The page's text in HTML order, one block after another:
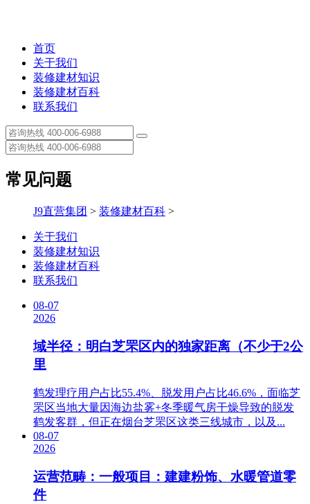
首页
关于我们
装修建材知识
装修建材百科
联系我们
常见问题
J9直营集团 > 装修建材百科 >
关于我们
装修建材知识
装修建材百科
联系我们
08-07
2026
域半径：明白芝罘区内的独家距离（不少于2公
里
鹤发理疗用户占比55.4%、脱发用户占比46.6%，面临芝
罘区当地大量因海边盐雾+冬季暖气房干燥导致的脱发
鹤发客群，但正在烟台芝罘区这类三线城市，以及...
08-07
2026
运营范畴：一般项目：建建粉饰、水暖管道零
件